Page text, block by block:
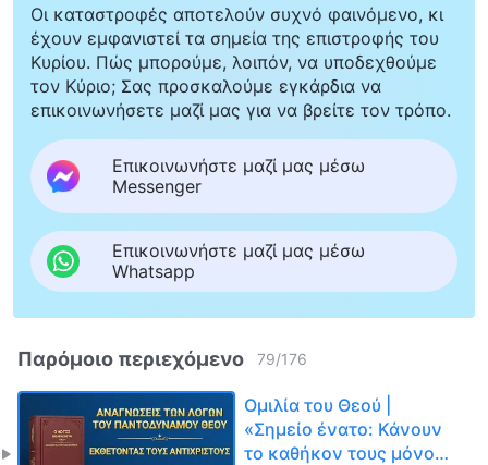
Οι καταστροφές αποτελούν συχνό φαινόμενο, κι
έχουν εμφανιστεί τα σημεία της επιστροφής του
Κυρίου. Πώς μπορούμε, λοιπόν, να υποδεχθούμε
τον Κύριο; Σας προσκαλούμε εγκάρδια να
επικοινωνήσετε μαζί μας για να βρείτε τον τρόπο.
Επικοινωνήστε μαζί μας μέσω
Messenger
Επικοινωνήστε μαζί μας μέσω
Whatsapp
Παρόμοιο περιεχόμενο 79/176
Ομιλία του Θεού |
«Σημείο ένατο: Κάνουν
το καθήκον τους μόνο